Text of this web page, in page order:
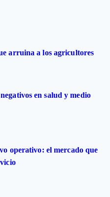
arruina a los agricultores
en salud y medio
operativo: el mercado que